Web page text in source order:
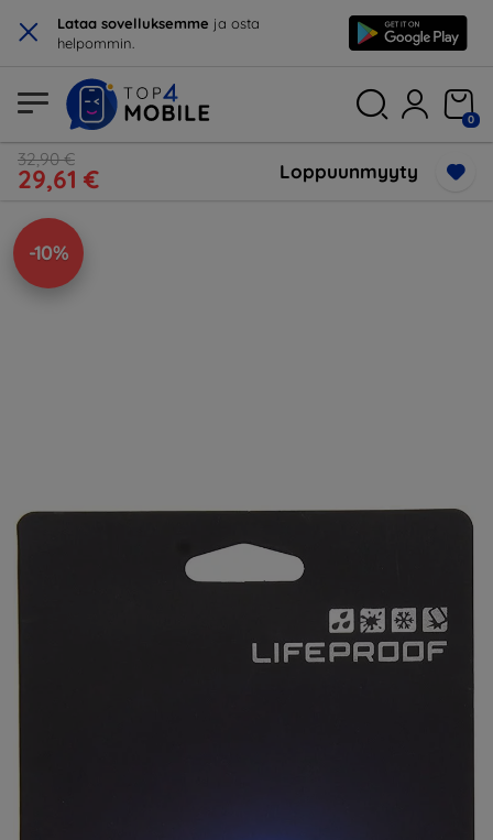
× Lataa sovelluksemme ja osta
helpommin.
0
32,90 €
29,61 € Loppuunmyyty
-10%